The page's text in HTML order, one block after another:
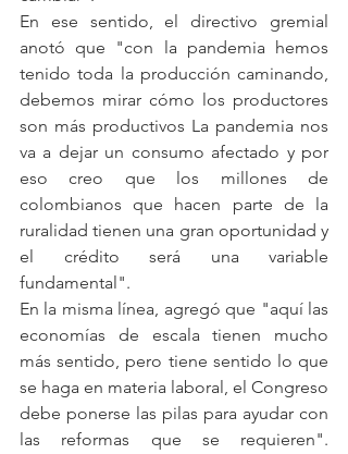
En ese sentido, el directivo gremial
anotó que "con la pandemia hemos
tenido toda la producción caminando,
debemos mirar cómo los productores
son más productivos La pandemia nos
va a dejar un consumo afectado y por
eso creo que los millones de
colombianos que hacen parte de la
ruralidad tienen una gran oportunidad y
el crédito será una variable
fundamental".
En la misma línea, agregó que "aquí las
economías de escala tienen mucho
más sentido, pero tiene sentido lo que
se haga en materia laboral, el Congreso
debe ponerse las pilas para ayudar con
las reformas que se requieren".